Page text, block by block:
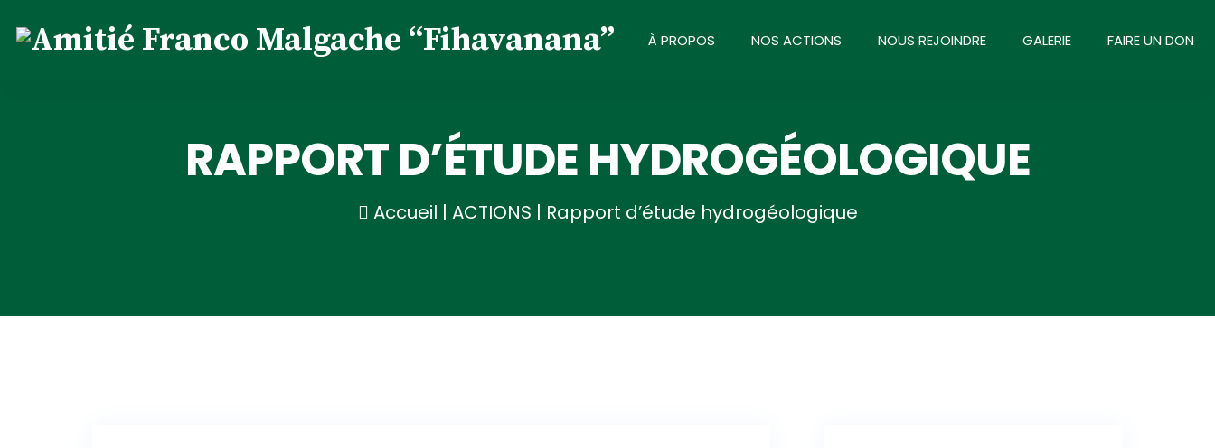
À PROPOS NOS ACTIONS NOUS REJOINDRE GALERIE FAIRE UN DON
RAPPORT D’ÉTUDE HYDROGÉOLOGIQUE
Accueil | ACTIONS | Rapport d’étude hydrogéologique